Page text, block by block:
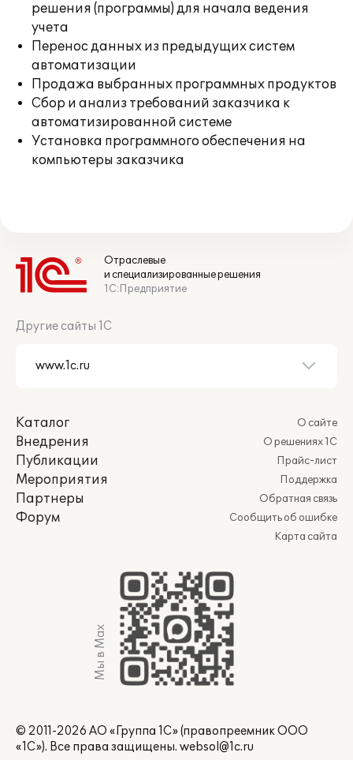
решения (программы) для начала ведения
учета
Перенос данных из предыдущих систем
автоматизации
Продажа выбранных программных продуктов
Сбор и анализ требований заказчика к
автоматизированной системе
Установка программного обеспечения на
компьютеры заказчика
Отраслевые
и специализированные решения
1С:Предприятие
Другие сайты 1С
Каталог
Внедрения
Публикации
Мероприятия
Партнеры
Форум
О сайте
О решениях 1С
Прайс-лист
Поддержка
Обратная связь
Сообщить об ошибке
Карта сайта
Мы в Max
© 2011-2026 АО «Группа 1С» (правопреемник ООО
«1С»). Все права защищены. websol@1c.ru